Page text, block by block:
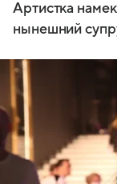
Артистка
нынешний